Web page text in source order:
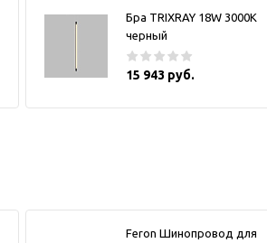
Бра TRIXRAY 18W 3000К
черный
15 943 руб.
Feron Шинопровод для